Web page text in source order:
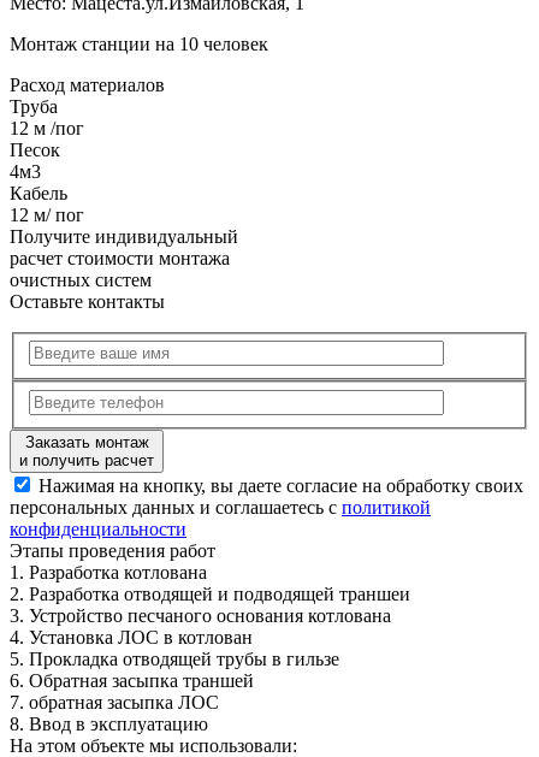
Монтаж станции на 10 человек
Расход материалов
Труба
12 м /пог
Песок
4м3
Кабель
12 м/ пог
Получите индивидуальный
расчет стоимости монтажа
очистных систем
Оставьте контакты
Заказать монтаж
и получить расчет
Нажимая на кнопку, вы даете согласие на обработку своих
персональных данных и соглашаетесь с политикой
конфиденциальности
Этапы проведения работ
1. Разработка котлована
2. Разработка отводящей и подводящей траншеи
3. Устройство песчаного основания котлована
4. Установка ЛОС в котлован
5. Прокладка отводящей трубы в гильзе
6. Обратная засыпка траншей
7. обратная засыпка ЛОС
8. Ввод в эксплуатацию
На этом объекте мы использовали: